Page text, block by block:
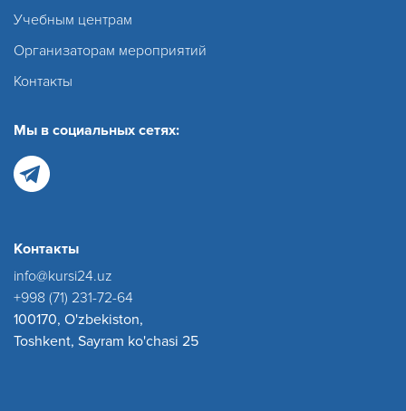
Учебным центрам
Организаторам мероприятий
Контакты
Мы в социальных сетях:
Контакты
info@kursi24.uz
+998 (71) 231-72-64
100170, O'zbekiston,
Toshkent, Sayram ko'chasi 25